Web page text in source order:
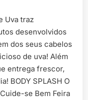
Uva traz
desenvolvidos
dos seus cabelos
de uva! Além
entrega frescor,
BODY SPLASH O
se Bem Feira